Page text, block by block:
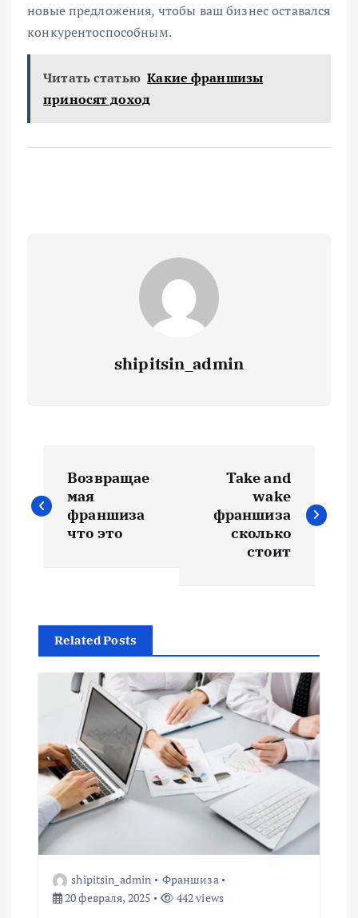
новые предложения, чтобы ваш бизнес оставался
конкурентоспособным.
Читать статью Какие франшизы
приносят доход
shipitsin_admin
а
г
а
и
я
п
о
Возвращае
мая
франшиза
что это
Take and
wake
франшиза
сколько
стоит
Related Posts
shipitsin_admin
Франшиза
20 февраля, 2025
442 views